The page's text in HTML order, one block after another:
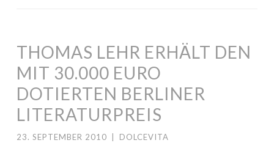
THOMAS LEHR ERHÄLT DEN
MIT 30.000 EURO
DOTIERTEN BERLINER
LITERATURPREIS
23. SEPTEMBER 2010 DOLCEVITA